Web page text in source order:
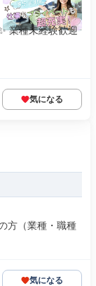
業種未経験歓迎
気になる
方（業種・職種
気になる